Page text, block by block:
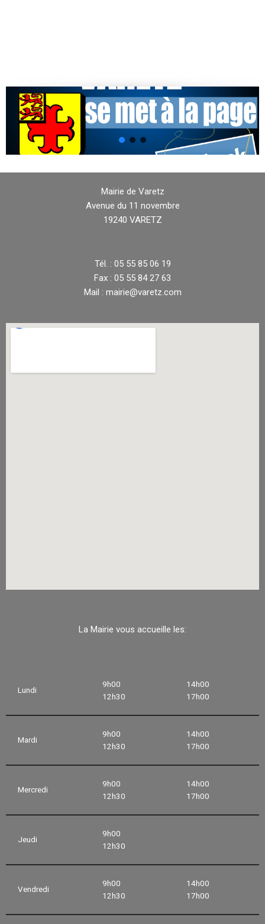
Mairie de Varetz
Avenue du 11 novembre
19240 VARETZ
Tél. : 05 55 85 06 19
Fax : 05 55 84 27 63
Mail : mairie@varetz.com
La Mairie vous accueille les:
Lundi
9h00
12h30
14h00
17h00
Mardi
9h00
12h30
14h00
17h00
Mercredi
9h00
12h30
14h00
17h00
Jeudi
9h00
12h30
Vendredi
9h00
12h30
14h00
17h00